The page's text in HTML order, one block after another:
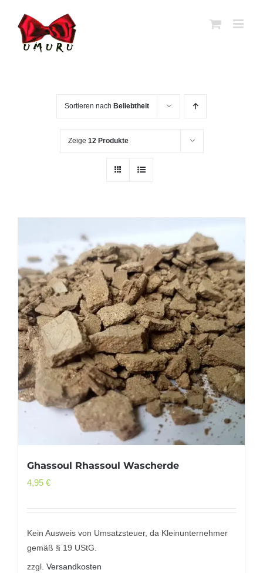
Inhalt
springen
Sortieren nach Beliebtheit
Zeige 12 Produkte
Ghassoul Rhassoul Wascherde
4,95 €
Kein Ausweis von Umsatzsteuer, da Kleinunternehmer
gemäß § 19 UStG.
zzgl. Versandkosten